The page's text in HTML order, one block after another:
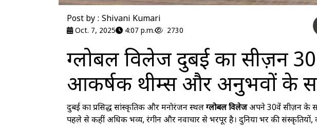
Post by : Shivani Kumari
Oct. 7, 2025 4:07 p.m. 2730
ग्लोबल विलेज दुबई का सीज़न
आकर्षक थीम्स और अनुभवों के
दुबई का प्रसिद्ध सांस्कृतिक और मनोरंजन स्थलग्लोबल विलेजअपने 30वें सीज़न के
पहले से कहीं अधिक भव्य, रंगीन और नवाचार से भरपूर है। दुनिया भर की संस्कृतियों,